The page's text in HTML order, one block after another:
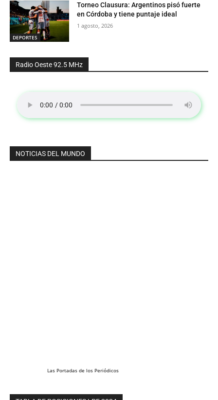
DEPORTES
Torneo Clausura: Argentinos pisó fuerte
en Córdoba y tiene puntaje ideal
1 agosto, 2026
Radio Oeste 92.5 MHz
NOTICIAS DEL MUNDO
Las Portadas de los Periódicos